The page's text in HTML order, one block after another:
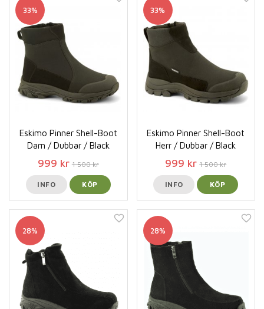
33%
Eskimo Pinner Shell-Boot
Dam / Dubbar / Black
999 kr 1 500 kr
INFO KÖP
33%
Eskimo Pinner Shell-Boot
Herr / Dubbar / Black
999 kr 1 500 kr
INFO KÖP
28% 28%